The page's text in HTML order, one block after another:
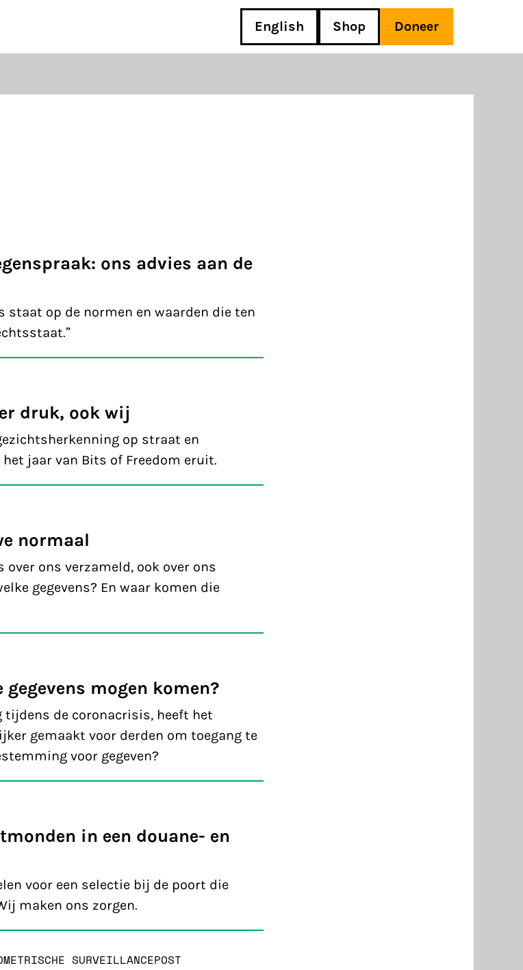
English Shop Doneer
ons advies aan de
staat op de normen en waarden die ten
druk, ook wij
op straat en
jaar van Bits of Freedom eruit.
normaal
over ons verzameld, ook over ons
gegevens? En waar komen die
mogen komen?
tijdens de coronacrisis, heeft het
gemaakt voor derden om toegang te
voor gegeven?
in een douane- en
voor een selectie bij de poort die
maken ons zorgen.
SURVEILLANCEPOST